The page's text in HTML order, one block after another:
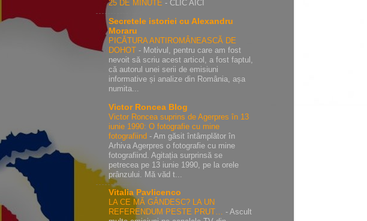
25 DE MINUTE - CLIC AICI
Secretele istoriei cu Alexandru
Moraru
PICĂTURA ANTIROMÂNEASCĂ DE
DOHOT - Motivul, pentru care am fost
nevoit să scriu acest articol, a fost faptul,
că autorul unei serii de emisiuni
informative și analize din România, așa
numita...
Victor Roncea Blog
Victor Roncea suprins de Agerpres în 13
iunie 1990: O fotografie cu mine
fotografiind - Am găsit întâmplător în
Arhiva Agerpres o fotografie cu mine
fotografiind. Agitația surprinsă se
petrecea pe 13 iunie 1990, pe la orele
prânzului. Mă văd t...
Vitalia Pavlicenco
LA CE MĂ GÂNDESC? LA UN
REFERENDUM PESTE PRUT… - Ascult